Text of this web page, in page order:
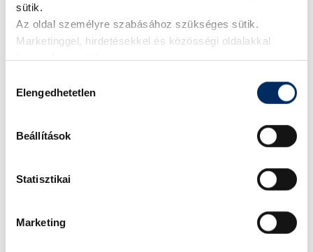
sütik.
Az oldal személyre szabásához szükséges sütik.
Marketinggel, hirdetésekkel és közösségi oldalakkal
kapcsolatos sütik.
kiválasztása
Elengedhetetlen
Beállítások
Statisztikai
Marketing
Vegye fel velünk a
kapcsolatot!